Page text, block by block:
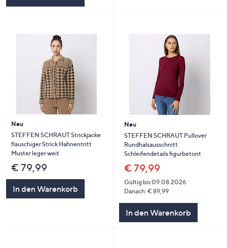
Neu
STEFFEN SCHRAUT Strickjacke
flauschiger Strick Hahnentritt
Muster leger weit
€ 79,99
In den Warenkorb
Neu
STEFFEN SCHRAUT Pullover
Rundhalsausschnitt
Schleifendetails figurbetont
€ 79,99
Gültig bis 09.08.2026
Danach: € 89,99
In den Warenkorb